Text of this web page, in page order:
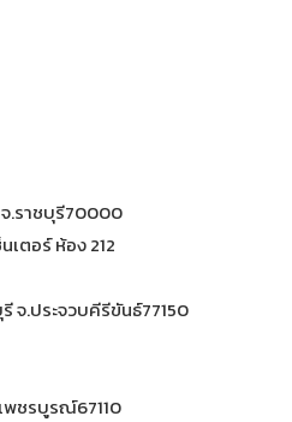
จ.ราชบุรี70000
เตอร์ ห้อง 212
จ.ประจวบคีรีขันธ์77150
ชรบูรณ์67110